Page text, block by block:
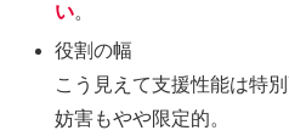
い。
役割の幅
こう見えて支援性能は特別
妨害もやや限定的。